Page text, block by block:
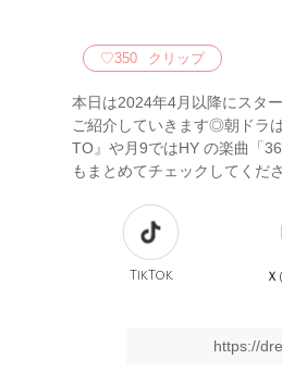
♡350 クリップ
本日は2024年4月以降にスタ
ご紹介していきます◎朝ドラ
TO』や月9ではHY の楽曲「
もまとめてチェックしてくだ
TikTok Ｘ(
https://